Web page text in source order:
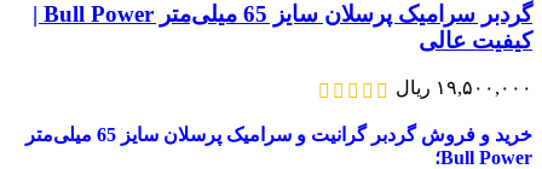
گردبر سرامیک پرسلان سایز 65 میلی‌متر Bull Power |
کیفیت عالی
۱۹,۵۰۰,۰۰۰ ریال
خرید و فروش گردبر گرانیت و سرامیک پرسلان سایز 65 میلی‌متر
Bull Power؛